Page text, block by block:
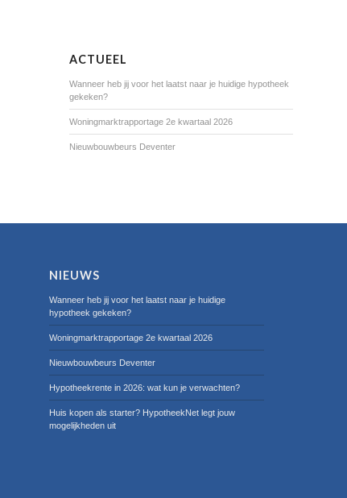
ACTUEEL
Wanneer heb jij voor het laatst naar je huidige hypotheek
gekeken?
Woningmarktrapportage 2e kwartaal 2026
Nieuwbouwbeurs Deventer
NIEUWS
Wanneer heb jij voor het laatst naar je huidige
hypotheek gekeken?
Woningmarktrapportage 2e kwartaal 2026
Nieuwbouwbeurs Deventer
Hypotheekrente in 2026: wat kun je verwachten?
Huis kopen als starter? HypotheekNet legt jouw
mogelijkheden uit